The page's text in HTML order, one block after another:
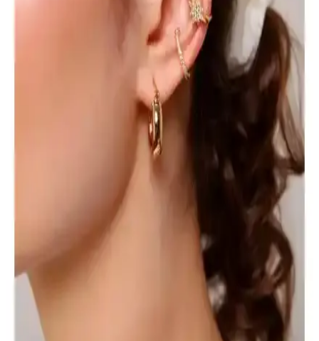
Ankaflex Uyku Göz Bandı: Rahat ve İşlevsel Uyku
Yardımcısı Özellikleri ve Kullanım İpuçları
Ankaflex Uyku Göz Bandı, ışık engelleme ve rahat tasarımıyla uyku
kalitenizi yükselten pratik bir çözüm sunar. Ayarlanabilir bant ve
yumuşak kumaşıyla seyahat ve meditasyon için idealdir.
Gösterişli ve Parlak Gözlükler: Stil ve Konfor
Arasında Denge Kurma Yöntemleri
Gösterişli ve parlak gözlükler, kişisel tarzı yansıtırken konfor ve
özgüvenle kullanılması önemlidir. Doğru seçimle günlük yaşamda
şıklık ve rahatlık sağlanabilir.
Aurrari Güneş Figürlü Altın Kaplama Küpe: Zarif
ve Enerjik Takı Seçeneği
Aurrari'nin güneş figürlü altın kaplama küpesi, zarif tasarımı ve
yüksek kaliteli malzemeleriyle şıklık ve pozitif enerji sunar.
Kullanımı kolay, dayanıklı ve hassas ciltlere uygun olup, günlük ve
özel günler için ideal bir seçimdir.
EURO DAY Siyah Fileli Mutfak Bandanası
Profesyonel Aşçılar ve Sağlık Çalışanları İçin